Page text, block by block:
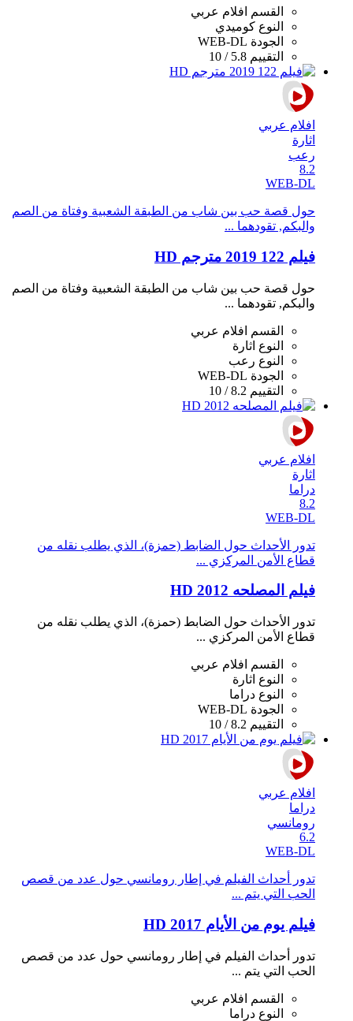
القسم
افلام عربي
النوع كوميدي
الجودة WEB-DL
التقييم 5.8 / 10
افلام عربي
اثارة
رعب
8.2
WEB-DL
حول قصة حب بين شاب من الطبقة الشعبية وفتاة من الصم
والبكم, تقودهما ...
فيلم 122 2019 مترجم HD
حول قصة حب بين شاب من الطبقة الشعبية وفتاة من الصم
والبكم, تقودهما ...
القسم
افلام عربي
النوع اثارة
النوع رعب
الجودة WEB-DL
التقييم 8.2 / 10
افلام عربي
اثارة
دراما
8.2
WEB-DL
تدور الأحداث حول الضابط (حمزة)، الذي يطلب نقله من
قطاع الأمن المركزي ...
فيلم المصلحه 2012 HD
تدور الأحداث حول الضابط (حمزة)، الذي يطلب نقله من
قطاع الأمن المركزي ...
القسم
افلام عربي
النوع اثارة
النوع دراما
الجودة WEB-DL
التقييم 8.2 / 10
افلام عربي
دراما
رومانسي
6.2
WEB-DL
تدور أحداث الفيلم في إطار رومانسي حول عدد من قصص
الحب التي يتم ...
فيلم يوم من الأيام 2017 HD
تدور أحداث الفيلم في إطار رومانسي حول عدد من قصص
الحب التي يتم ...
القسم
افلام عربي
النوع دراما